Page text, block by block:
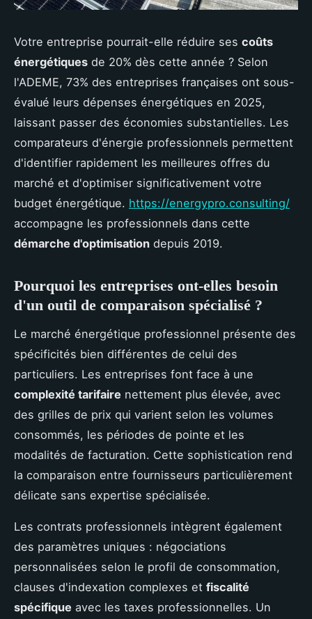
Votre entreprise pourrait-elle réduire ses coûts
énergétiques de 20% dès cette année ? Selon
l'ADEME, 73% des entreprises françaises ont sous-
évalué leurs dépenses énergétiques en 2025,
laissant passer des économies substantielles. Les
comparateurs d'énergie professionnels permettent
d'identifier rapidement les meilleures offres du
marché et d'optimiser significativement votre
budget énergétique. https://energypro.consulting/
accompagne les professionnels dans cette
démarche d'optimisation depuis 2019.
Pourquoi les entreprises ont-elles besoin
d'un outil de comparaison spécialisé ?
Le marché énergétique professionnel présente des
spécificités bien différentes de celui des
particuliers. Les entreprises font face à une
complexité tarifaire nettement plus élevée, avec
des grilles de prix qui varient selon les volumes
consommés, les périodes de pointe et les
modalités de facturation. Cette sophistication rend
la comparaison entre fournisseurs particulièrement
délicate sans expertise spécialisée.
Les contrats professionnels intègrent également
des paramètres uniques : négociations
personnalisées selon le profil de consommation,
clauses d'indexation complexes et fiscalité
spécifique avec les taxes professionnelles. Un